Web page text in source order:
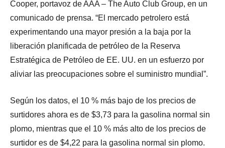
Cooper, portavoz de AAA – The Auto Club Group, en un
comunicado de prensa. “El mercado petrolero está
experimentando una mayor presión a la baja por la
liberación planificada de petróleo de la Reserva
Estratégica de Petróleo de EE. UU. en un esfuerzo por
aliviar las preocupaciones sobre el suministro mundial”.
Según los datos, el 10 % más bajo de los precios de
surtidores ahora es de $3,73 para la gasolina normal sin
plomo, mientras que el 10 % más alto de los precios de
surtidor es de $4,22 para la gasolina normal sin plomo.